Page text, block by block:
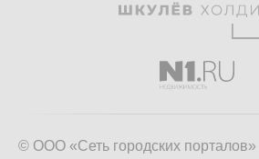
© ООО «Сеть городских порталов»